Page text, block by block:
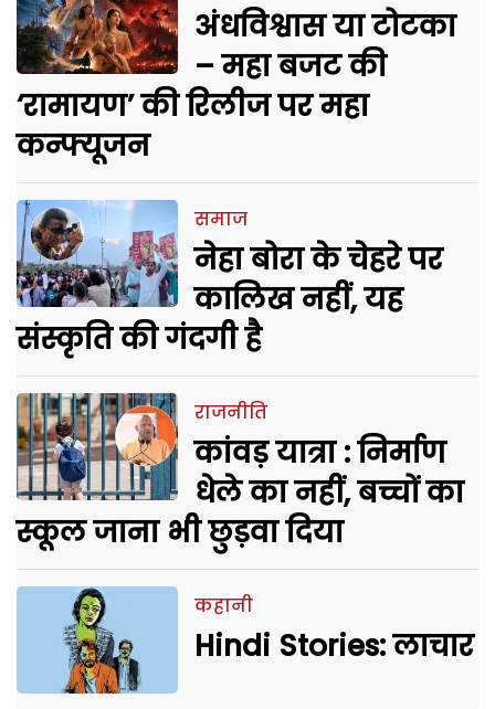
अंधविश्वास या टोटका
– महा बजट की
‘रामायण’ की रिलीज पर महा
कन्फ्यूजन
समाज
नेहा बोरा के चेहरे पर
कालिख नहीं, यह
संस्कृति की गंदगी है
राजनीति
कांवड़ यात्रा : निर्माण
धेले का नहीं, बच्चों का
स्कूल जाना भी छुड़वा दिया
कहानी
Hindi Stories: लाचार